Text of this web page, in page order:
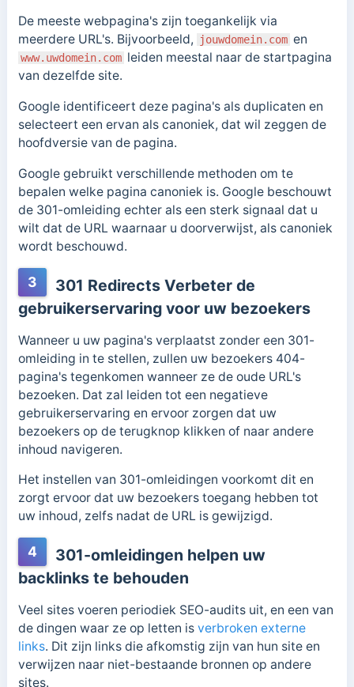
De meeste webpagina's zijn toegankelijk via
meerdere URL's. Bijvoorbeeld,
jouwdomein.com en
www.uwdomein.com leiden meestal naar de startpagina
van dezelfde site.
Google identificeert deze pagina's als duplicaten en
selecteert een ervan als canoniek, dat wil zeggen de
hoofdversie van de pagina.
Google gebruikt verschillende methoden om te
bepalen welke pagina canoniek is. Google beschouwt
de 301-omleiding echter als een sterk signaal dat u
wilt dat de URL waarnaar u doorverwijst, als canoniek
wordt beschouwd.
3
301 Redirects Verbeter de
gebruikerservaring voor uw bezoekers
Wanneer u uw pagina's verplaatst zonder een 301-
omleiding in te stellen, zullen uw bezoekers 404-
pagina's tegenkomen wanneer ze de oude URL's
bezoeken. Dat zal leiden tot een negatieve
gebruikerservaring en ervoor zorgen dat uw
bezoekers op de terugknop klikken of naar andere
inhoud navigeren.
Het instellen van 301-omleidingen voorkomt dit en
zorgt ervoor dat uw bezoekers toegang hebben tot
uw inhoud, zelfs nadat de URL is gewijzigd.
4
301-omleidingen helpen uw
backlinks te behouden
Veel sites voeren periodiek SEO-audits uit, en een van
de dingen waar ze op letten is verbroken externe
links. Dit zijn links die afkomstig zijn van hun site en
verwijzen naar niet-bestaande bronnen op andere
sites.